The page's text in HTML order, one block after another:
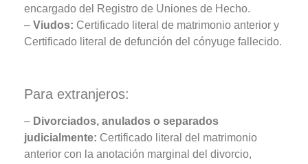
encargado del Registro de Uniones de Hecho.
– Viudos: Certificado literal de matrimonio anterior y
Certificado literal de defunción del cónyuge fallecido.
Para extranjeros:
– Divorciados, anulados o separados
judicialmente: Certificado literal del matrimonio
anterior con la anotación marginal del divorcio,